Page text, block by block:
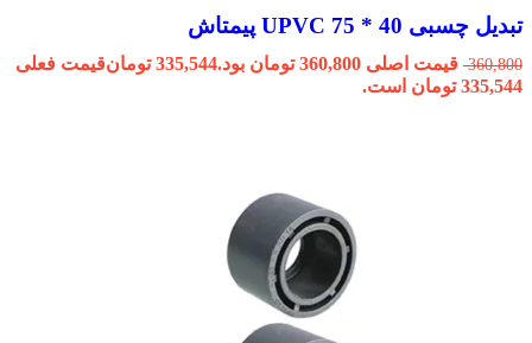
تبدیل چسبی 40 * 75 UPVC پیمتاش
360,800 قیمت اصلی 360,800 تومان بود. 335,544 تومانقیمت فعلی
335,544 تومان است.